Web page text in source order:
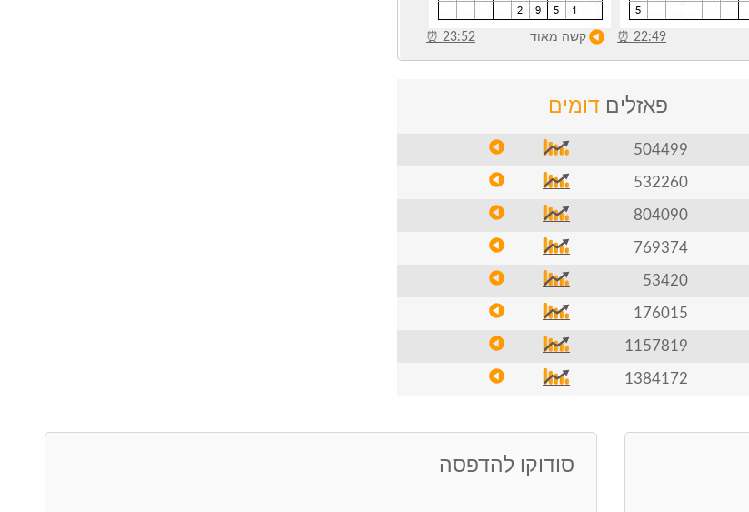
22:49
⏰ קשה מאוד 23:52
⏰
פאזלים דומים
504499
532260
804090
769374
53420
176015
1157819
1384172
סודוקו להדפסה